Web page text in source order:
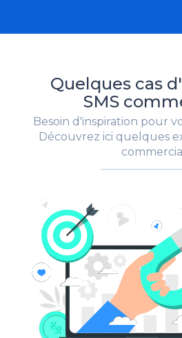
Quelques cas
SMS
Besoin d'inspiration pour
Découvrez ici quelques